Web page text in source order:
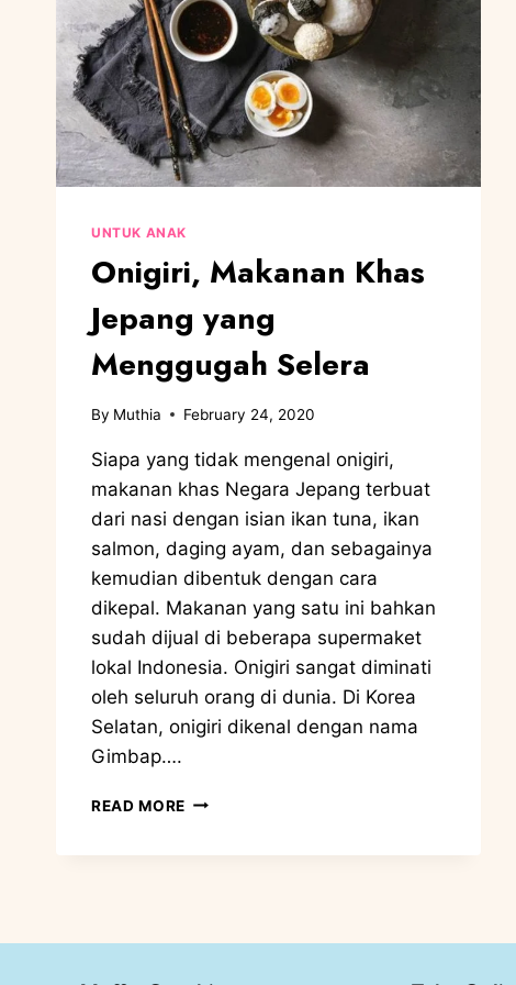
UNTUK ANAK
Onigiri, Makanan Khas
Jepang yang
Menggugah Selera
By Muthia February 24, 2020
Siapa yang tidak mengenal onigiri,
makanan khas Negara Jepang terbuat
dari nasi dengan isian ikan tuna, ikan
salmon, daging ayam, dan sebagainya
kemudian dibentuk dengan cara
dikepal. Makanan yang satu ini bahkan
sudah dijual di beberapa supermaket
lokal Indonesia. Onigiri sangat diminati
oleh seluruh orang di dunia. Di Korea
Selatan, onigiri dikenal dengan nama
Gimbap….
READ MORE